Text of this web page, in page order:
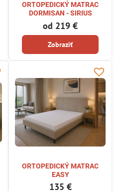
ORTOPEDICKÝ MATRAC
DORMISAN - SIRIUS
od 219 €
Zobraziť
ORTOPEDICKÝ MATRAC
EASY
135 €